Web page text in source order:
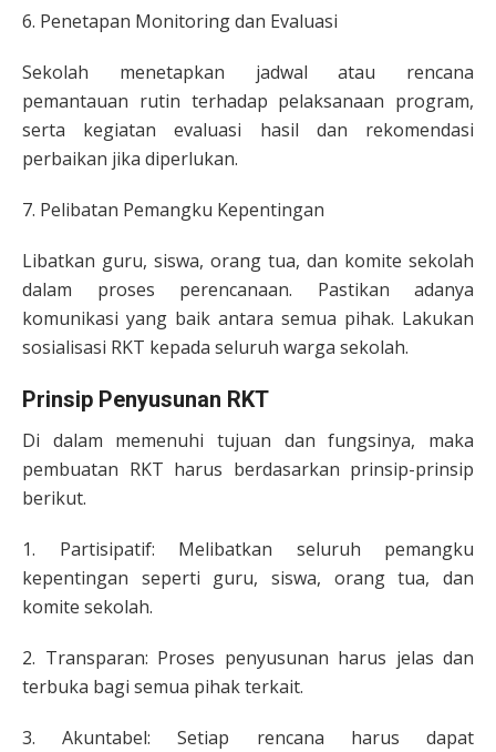
6. Penetapan Monitoring dan Evaluasi
Sekolah menetapkan jadwal atau rencana
pemantauan rutin terhadap pelaksanaan program,
serta kegiatan evaluasi hasil dan rekomendasi
perbaikan jika diperlukan.
7. Pelibatan Pemangku Kepentingan
Libatkan guru, siswa, orang tua, dan komite sekolah
dalam proses perencanaan. Pastikan adanya
komunikasi yang baik antara semua pihak. Lakukan
sosialisasi RKT kepada seluruh warga sekolah.
Prinsip Penyusunan RKT
Di dalam memenuhi tujuan dan fungsinya, maka
pembuatan RKT harus berdasarkan prinsip-prinsip
berikut.
1. Partisipatif: Melibatkan seluruh pemangku
kepentingan seperti guru, siswa, orang tua, dan
komite sekolah.
2. Transparan: Proses penyusunan harus jelas dan
terbuka bagi semua pihak terkait.
3. Akuntabel: Setiap rencana harus dapat